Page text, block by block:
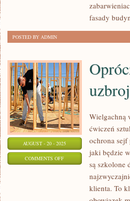
MIESZKANIA.
TO
JEGO
fasady
POSTED BY ADMIN
AUGUST - 20 - 2025
COMMENTS OFFON
Wielgachną
ćwiczeń
ochrona sejf
jaki będzie
są szkolone
klienta. To